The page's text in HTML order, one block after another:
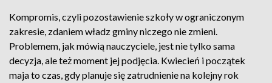
Kompromis, czyli pozostawienie szkoły w ograniczonym
zakresie, zdaniem władz gminy niczego nie zmieni.
Problemem, jak mówią nauczyciele, jest nie tylko sama
decyzja, ale też moment jej podjęcia. Kwiecień i początek
maja to czas, gdy planuje się zatrudnienie na kolejny rok